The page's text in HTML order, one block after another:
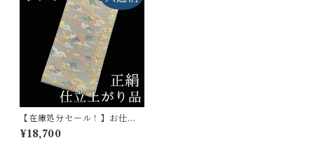
【在庫処分セール！】お仕立
て上り品 袋帯 波に鳥 六
通柄 正絹 西陣織 日本製
¥18,700